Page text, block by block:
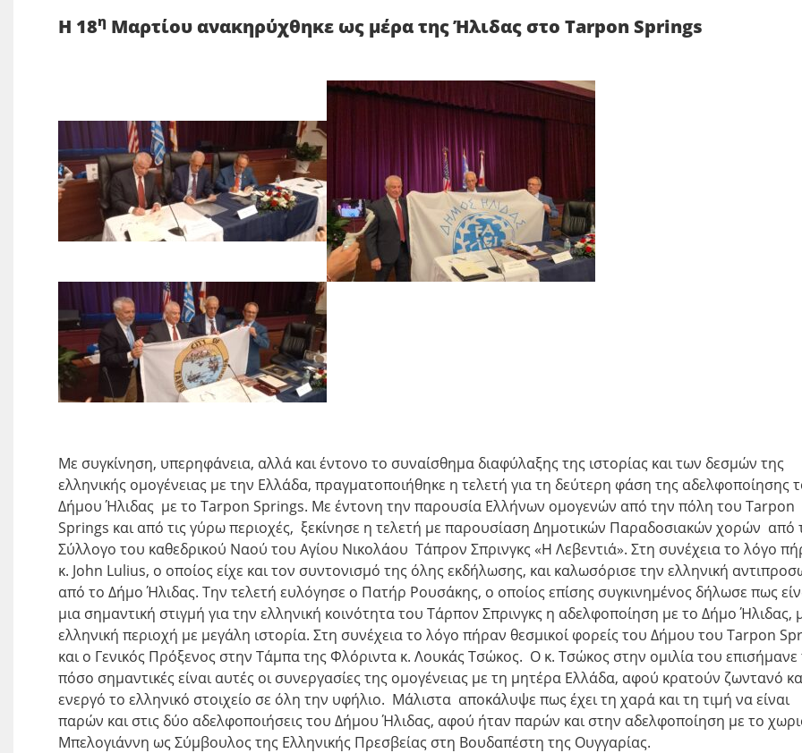
Η 18η Μαρτίου ανακηρύχθηκε ως μέρα της Ήλιδας στο TarponSprings
Με συγκίνηση, υπερηφάνεια, αλλά και έντονο το συναίσθημα διαφύλαξης της ιστορίας και των δεσμών της
ελληνικής ομογένειας με την Ελλάδα, πραγματοποιήθηκε η τελετή για τη δεύτερη φάση της αδελφοποίησης
Δήμου Ήλιδας με το Tarpon Springs. Με έντονη την παρουσία Ελλήνων ομογενών από την πόλη του Tarpon
Springs και από τις γύρω περιοχές, ξεκίνησε η τελετή με παρουσίαση Δημοτικών Παραδοσιακών χορών από
Σύλλογο του καθεδρικού Ναού του Αγίου Νικολάου Τάπρον Σπρινγκς «Η Λεβεντιά». Στη συνέχεια το λόγο
κ. John Lulius, ο οποίος είχε και τον συντονισμό της όλης εκδήλωσης, και καλωσόρισε την ελληνική
από το Δήμο Ήλιδας. Την τελετή ευλόγησε ο Πατήρ Ρουσάκης, ο οποίος επίσης συγκινημένος δήλωσε πως
μια σημαντική στιγμή για την ελληνική κοινότητα του Τάρπον Σπρινγκς η αδελφοποίηση με το Δήμο Ήλιδας,
ελληνική περιοχή με μεγάλη ιστορία. Στη συνέχεια το λόγο πήραν θεσμικοί φορείς του Δήμου του Tarpon
και ο Γενικός Πρόξενος στην Τάμπα της Φλόριντα κ. Λουκάς Τσώκος. Ο κ. Τσώκος στην ομιλία του επισήμανε
πόσο σημαντικές είναι αυτές οι συνεργασίες της ομογένειας με τη μητέρα Ελλάδα, αφού κρατούν ζωντανό
ενεργό το ελληνικό στοιχείο σε όλη την υφήλιο. Μάλιστα αποκάλυψε πως έχει τη χαρά και τη τιμή να είναι
παρών και στις δύο αδελφοποιήσεις του Δήμου Ήλιδας, αφού ήταν παρών και στην αδελφοποίηση με το
Μπελογιάννη ως Σύμβουλος της Ελληνικής Πρεσβείας στη Βουδαπέστη της Ουγγαρίας.